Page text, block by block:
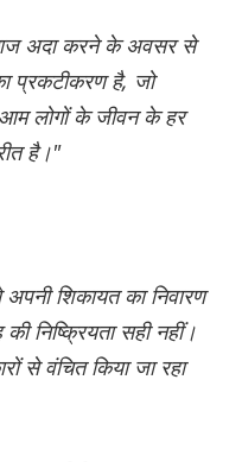
अदा करने के अवसर से
प्रकटीकरण है, जो
आम लोगों के जीवन के हर
है।"
शिकायत का निवारण
निष्क्रियता सही नहीं।
से वंचित किया जा रहा